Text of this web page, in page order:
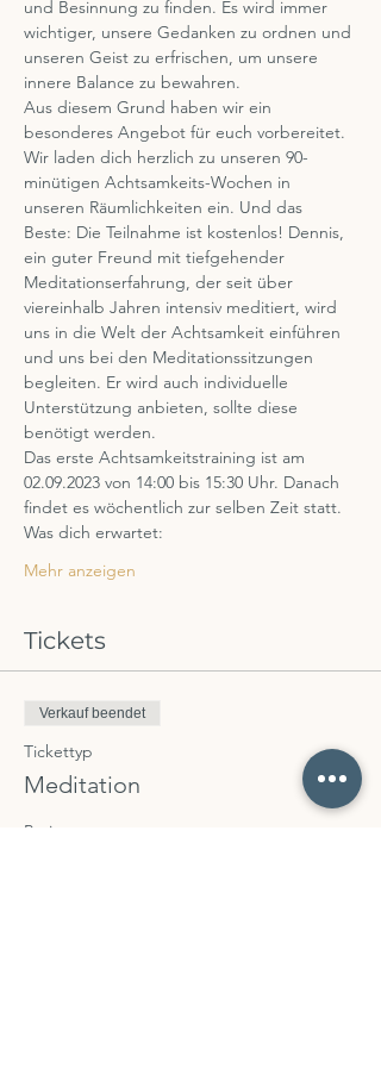
und Besinnung zu finden. Es wird immer
wichtiger, unsere Gedanken zu ordnen und
unseren Geist zu erfrischen, um unsere
innere Balance zu bewahren.
Aus diesem Grund haben wir ein
besonderes Angebot für euch vorbereitet.
Wir laden dich herzlich zu unseren 90-
minütigen Achtsamkeits-Wochen in
unseren Räumlichkeiten ein. Und das
Beste: Die Teilnahme ist kostenlos! Dennis,
ein guter Freund mit tiefgehender
Meditationserfahrung, der seit über
viereinhalb Jahren intensiv meditiert, wird
uns in die Welt der Achtsamkeit einführen
und uns bei den Meditationssitzungen
begleiten. Er wird auch individuelle
Unterstützung anbieten, sollte diese
benötigt werden.
Das erste Achtsamkeitstraining ist am
02.09.2023 von 14:00 bis 15:30 Uhr. Danach
findet es wöchentlich zur selben Zeit statt.
Was dich erwartet:
Mehr anzeigen
Tickets
Verkauf beendet
Tickettyp
Meditation
Preis